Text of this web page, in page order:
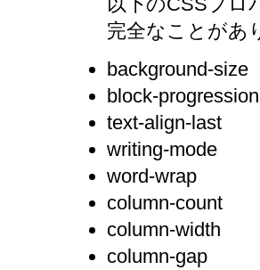
完全なことがあ
background-size
block-progression
text-align-last
writing-mode
word-wrap
column-count
column-width
column-gap